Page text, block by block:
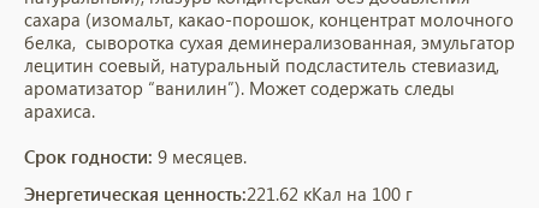
сахара (изомальт, какао-порошок, концентрат молочного
белка, сыворотка сухая деминерализованная, эмульгатор
лецитин соевый, натуральный подсластитель стевиазид,
ароматизатор “ванилин”). Может содержать следы
арахиса.
Срок годности: 9 месяцев.
Энергетическая ценность:221.62 кКал на 100 г